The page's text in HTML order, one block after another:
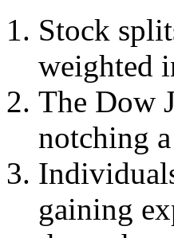
Stock
weighted
The Dow
notching
gaining